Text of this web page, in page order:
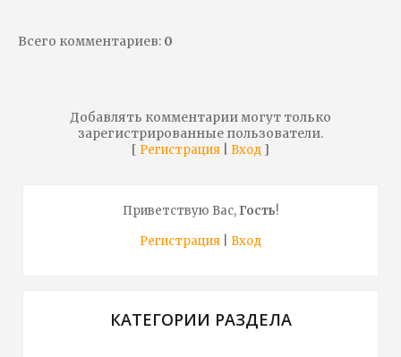
Всего комментариев: 0
Добавлять комментарии могут только
зарегистрированные пользователи.
[ Регистрация Вход ]
Приветствую Вас,Гость!
Регистрация
Вход
КАТЕГОРИИ РАЗДЕЛА